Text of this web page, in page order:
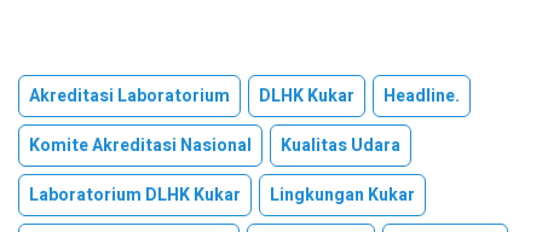
Akreditasi Laboratorium DLHK Kukar
Headline.
Komite Akreditasi Nasional
Kualitas Udara
Laboratorium DLHK Kukar
Lingkungan Kukar